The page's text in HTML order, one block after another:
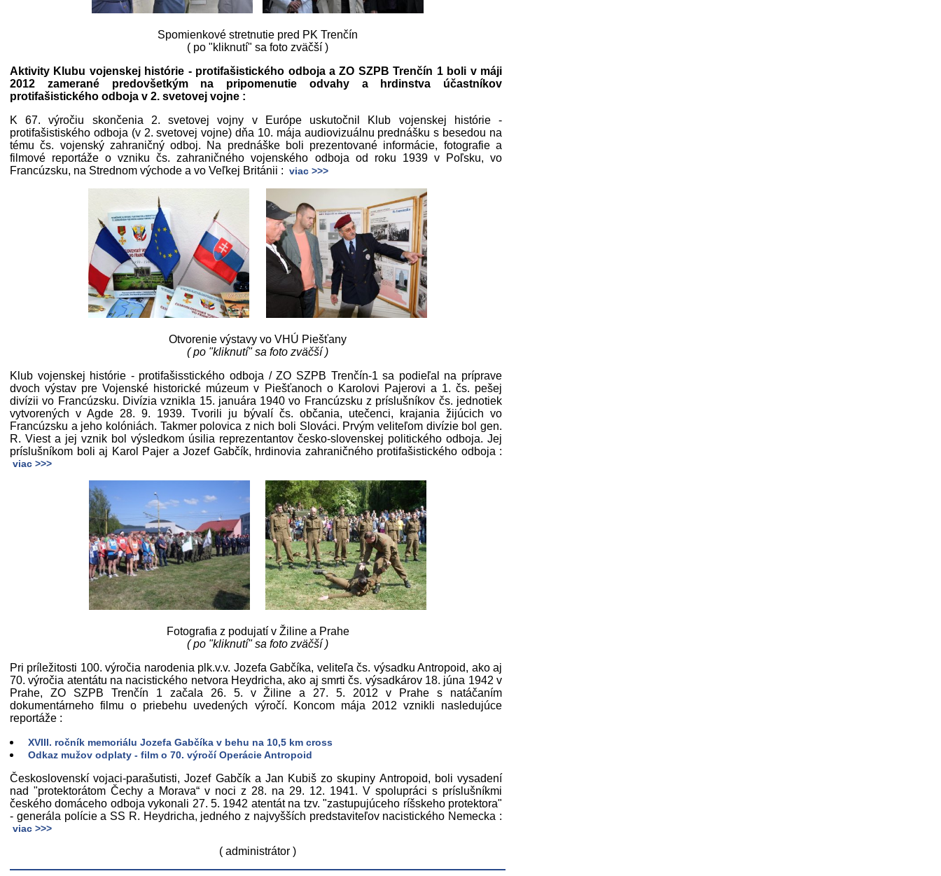
Spomienkové stretnutie pred PK Trenčín
( po "kliknutí" sa foto zväčší )
Aktivity Klubu vojenskej histórie - protifašistického odboja a ZO SZPB Trenčín 1 boli v máji
2012 zamerané predovšetkým na pripomenutie odvahy a hrdinstva účastníkov
protifašistického odboja v 2. svetovej vojne :
K 67. výročiu skončenia 2. svetovej vojny v Európe uskutočnil Klub vojenskej histórie -
protifašistiského odboja (v 2. svetovej vojne) dňa 10. mája audiovizuálnu prednášku s besedou na
tému čs. vojenský zahraničný odboj. Na prednáške boli prezentované informácie, fotografie a
filmové reportáže o vzniku čs. zahraničného vojenského odboja od roku 1939 v Poľsku, vo
Francúzsku, na Strednom východe a vo Veľkej Británii : viac >>>
Otvorenie výstavy vo VHÚ Piešťany
( po "kliknutí" sa foto zväčší )
Klub vojenskej histórie - protifašisstického odboja / ZO SZPB Trenčín-1 sa podieľal na príprave
dvoch výstav pre Vojenské historické múzeum v Piešťanoch o Karolovi Pajerovi a 1. čs. pešej
divízii vo Francúzsku. Divízia vznikla 15. januára 1940 vo Francúzsku z príslušníkov čs. jednotiek
vytvorených v Agde 28. 9. 1939. Tvorili ju bývalí čs. občania, utečenci, krajania žijúcich vo
Francúzsku a jeho kolóniách. Takmer polovica z nich boli Slováci. Prvým veliteľom divízie bol gen.
R. Viest a jej vznik bol výsledkom úsilia reprezentantov česko-slovenskej politického odboja. Jej
príslušníkom boli aj Karol Pajer a Jozef Gabčík, hrdinovia zahraničného protifašistického odboja :
viac >>>
Fotografia z podujatí v Žiline a Prahe
( po "kliknutí" sa foto zväčší )
Pri príležitosti 100. výročia narodenia plk.v.v. Jozefa Gabčíka, veliteľa čs. výsadku Antropoid, ako aj
70. výročia atentátu na nacistického netvora Heydricha, ako aj smrti čs. výsadkárov 18. júna 1942 v
Prahe, ZO SZPB Trenčín 1 začala 26. 5. v Žiline a 27. 5. 2012 v Prahe s natáčaním
dokumentárneho filmu o priebehu uvedených výročí. Koncom mája 2012 vznikli nasledujúce
reportáže :
XVIII. ročník memoriálu Jozefa Gabčíka v behu na 10,5 km cross
Odkaz mužov odplaty - film o 70. výročí Operácie Antropoid
Československí vojaci-parašutisti, Jozef Gabčík a Jan Kubiš zo skupiny Antropoid, boli vysadení
nad "protektorátom Čechy a Morava“ v noci z 28. na 29. 12. 1941. V spolupráci s príslušníkmi
českého domáceho odboja vykonali 27. 5. 1942 atentát na tzv. "zastupujúceho ríšskeho protektora"
- generála polície a SS R. Heydricha, jedného z najvyšších predstaviteľov nacistického Nemecka :
viac >>>
( administrátor )